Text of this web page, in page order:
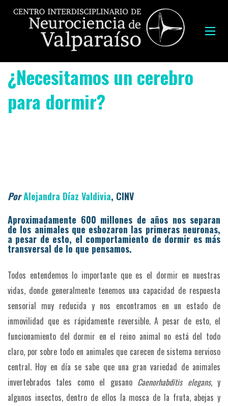
¿Necesitamos un cerebro
para dormir?
PorAlejandra Díaz Valdivia, CINV
Aproximadamente 600 millones de años nos separan
de los animales que esbozaron las primeras neuronas,
a pesar de esto, el comportamiento de dormir es más
transversal de lo que pensamos.
Todos entendemos lo importante que es el dormir en nuestras
vidas, donde generalmente tenemos una capacidad de respuesta
sensorial muy reducida y nos encontramos en un estado de
inmovilidad que es rápidamente reversible. A pesar de esto, el
funcionamiento del dormir en el reino animal no está del todo
claro, por sobre todo en animales que carecen de sistema nervioso
central. Hoy en día se sabe que una gran variedad de animales
invertebrados tales como el gusano Caenorhabditis elegans, y
algunos insectos, dentro de ellos la mosca de la fruta, abejas y